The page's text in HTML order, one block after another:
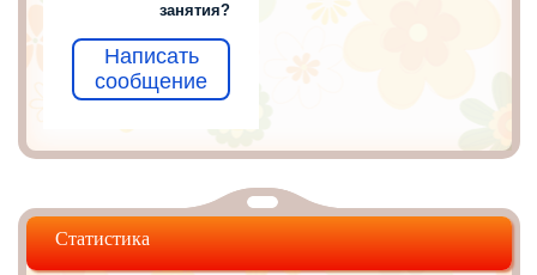
занятия?
Написать
сообщение
Статистика